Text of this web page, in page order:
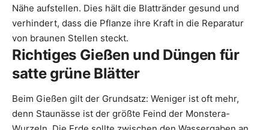
Nähe aufstellen. Dies hält die Blattränder gesund und
verhindert, dass die Pflanze ihre Kraft in die Reparatur
von braunen Stellen steckt.
Richtiges Gießen und Düngen für
satte grüne Blätter
Beim Gießen gilt der Grundsatz: Weniger ist oft mehr,
denn Staunässe ist der größte Feind der Monstera-